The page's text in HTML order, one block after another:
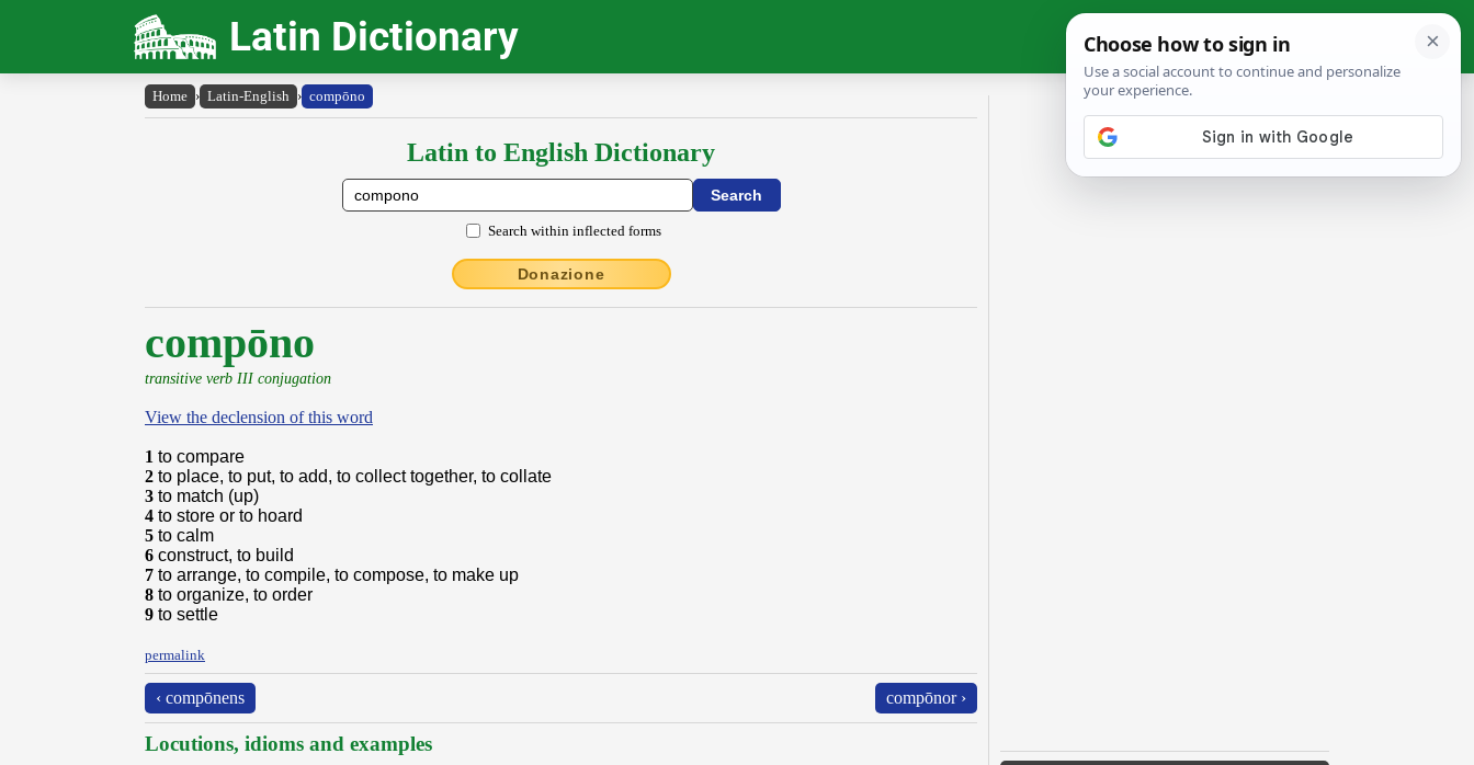
Latin Dictionary
Home › Latin-English › compōno
Latin to English Dictionary
Search within inflected forms
Donazione
compōno
transitive verb III conjugation
View the declension of this word
1 to compare
2 to place, to put, to add, to collect together, to collate
3 to match (up)
4 to store or to hoard
5 to calm
6 construct, to build
7 to arrange, to compile, to compose, to make up
8 to organize, to order
9 to settle
permalink
‹ compōnens compōnor ›
Locutions, idioms and examples